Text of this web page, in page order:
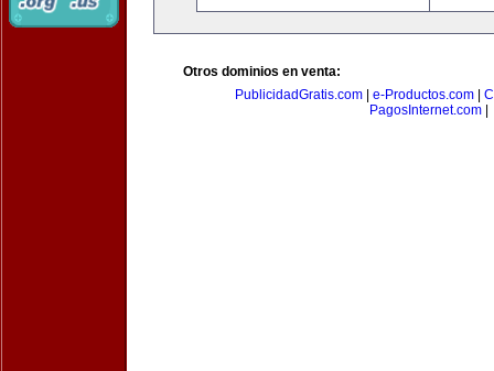
Otros dominios en venta:
PublicidadGratis.com
e-Productos.com
PagosInternet.com